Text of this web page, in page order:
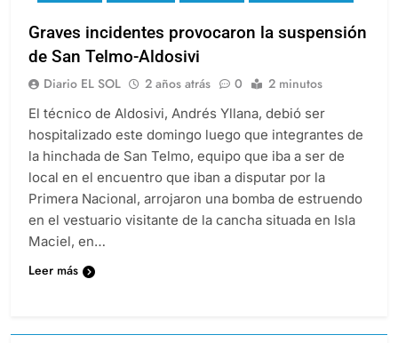
Graves incidentes provocaron la suspensión
de San Telmo-Aldosivi
Diario EL SOL 2 años atrás 0 2 minutos
El técnico de Aldosivi, Andrés Yllana, debió ser
hospitalizado este domingo luego que integrantes de
la hinchada de San Telmo, equipo que iba a ser de
local en el encuentro que iban a disputar por la
Primera Nacional, arrojaron una bomba de estruendo
en el vestuario visitante de la cancha situada en Isla
Maciel, en…
Leer más